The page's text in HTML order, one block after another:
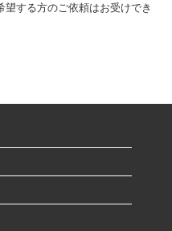
望する方のご依頼はお受けでき